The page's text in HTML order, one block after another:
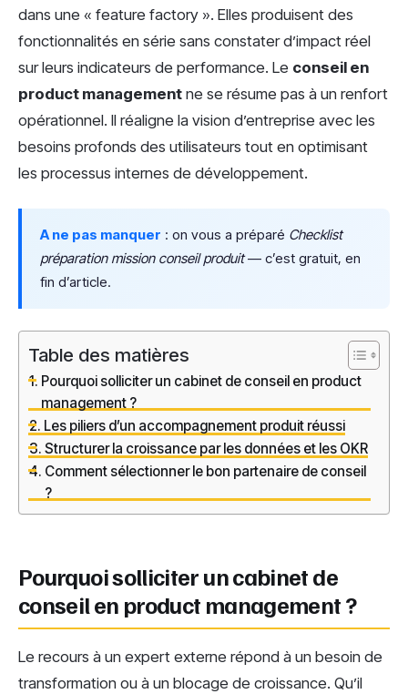
dans une « feature factory ». Elles produisent des
fonctionnalités en série sans constater d’impact réel
sur leurs indicateurs de performance. Le conseil en
product management ne se résume pas à un renfort
opérationnel. Il réaligne la vision d’entreprise avec les
besoins profonds des utilisateurs tout en optimisant
les processus internes de développement.
A ne pas manquer : on vous a préparé Checklist
préparation mission conseil produit— c’est gratuit, en
fin d’article.
Table des matières
Pourquoi solliciter un cabinet de conseil en product
management ?
Les piliers d’un accompagnement produit réussi
Structurer la croissance par les données et les OKR
Comment sélectionner le bon partenaire de conseil
?
Pourquoi solliciter un cabinet de
conseil en product management ?
Le recours à un expert externe répond à un besoin de
transformation ou à un blocage de croissance. Qu’il